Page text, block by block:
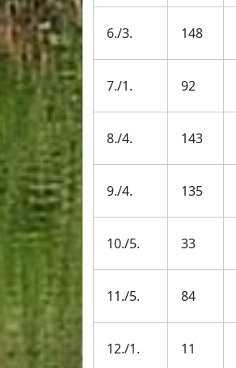
6./3. 148
7./1. 92
8./4. 143
9./4. 135
10./5. 33
11./5. 84
12./1. 11